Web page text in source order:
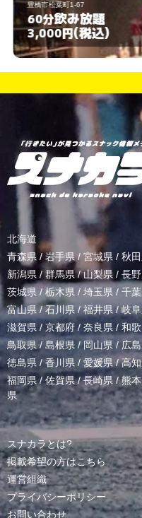
豊橋市松葉町１丁目１２
30分飲み放題
3,000円(税込)
北海道
青森県 / 岩手県/ 宮城県 / 秋
新潟県 /群馬県/山梨県 / 長
茨城県 / 栃木県 / 埼玉県 / 千
富山県 /石川県/福井県/岐
滋賀県 / 京都府 / 奈良県 / 和
鳥取県/ 島根県 /岡山県/ 広
徳島県 /香川県 / 愛媛県/高
福岡県/佐賀県/長崎県 /熊
県
スナカラとは?
掲載希望の方はこちら
運営組織
プライバシーポリシー
お問い合わせ